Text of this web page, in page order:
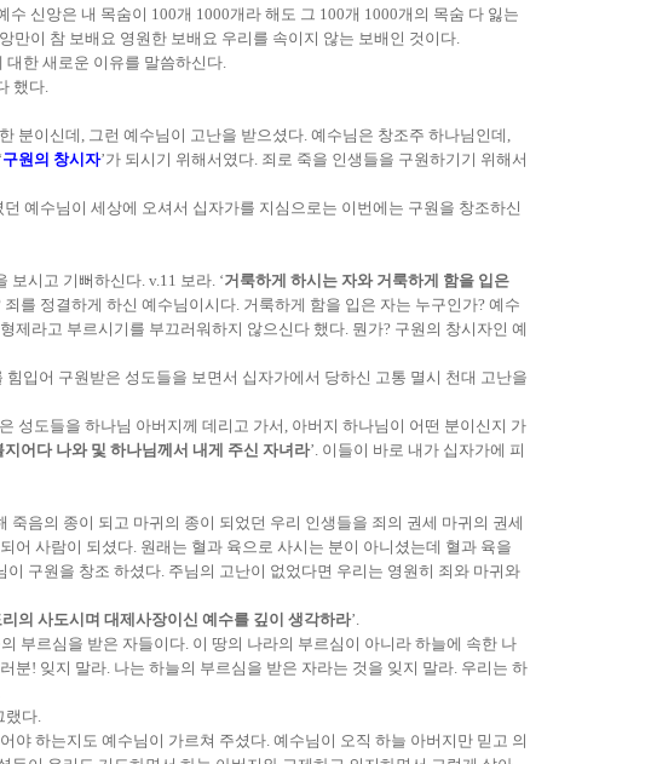
신앙은 내 목숨이 100개 1000개라 해도 그 100개 1000개의 목숨 다 잃는
만이 참 보배요 영원한 보배요 우리를 속이지 않는 보배인 것이다.
대한 새로운 이유를 말씀하신다.
했다.
분이신데, 그런 예수님이 고난을 받으셨다. 예수님은 창조주 하나님인데,
구원의 창시자’가 되시기 위해서였다. 죄로 죽을 인생들을 구원하기기 위해서
예수님이 세상에 오셔서 십자가를 지심으로는 이번에는 구원을 창조하신
시고 기뻐하신다. v.11 보라. ‘거룩하게 하시는 자와 거룩하게 함을 입은
를 정결하게 하신 예수님이시다. 거룩하게 함을 입은 자는 누구인가? 예수
라고 부르시기를 부끄러워하지 않으신다 했다. 뭔가? 구원의 창시자인 예
입어 구원받은 성도들을 보면서 십자가에서 당하신 고통 멸시 천대 고난을
성도들을 하나님 아버지께 데리고 가서, 아버지 하나님이 어떤 분이신지 가
지어다 나와 및 하나님께서 내게 주신 자녀라’. 이들이 바로 내가 십자가에 피
음의 종이 되고 마귀의 종이 되었던 우리 인생들을 죄의 권세 마귀의 권세
어 사람이 되셨다. 원래는 혈과 육으로 사시는 분이 아니셨는데 혈과 육을
구원을 창조 하셨다. 주님의 고난이 없었다면 우리는 영원히 죄와 마귀와
의 사도시며 대제사장이신 예수를 깊이 생각하라’.
부르심을 받은 자들이다. 이 땅의 나라의 부르심이 아니라 하늘에 속한 나
! 잊지 말라. 나는 하늘의 부르심을 받은 자라는 것을 잊지 말라. 우리는 하
랬다.
하는지도 예수님이 가르쳐 주셨다. 예수님이 오직 하늘 아버지만 믿고 의